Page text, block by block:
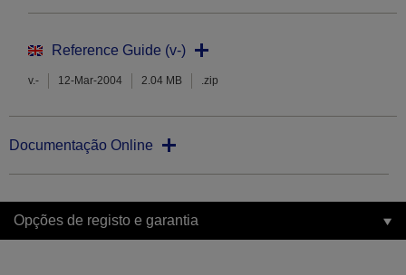
Reference Guide (v-)
v.- 12-Mar-2004 2.04 MB .zip
Documentação Online
Opções de registo e garantia